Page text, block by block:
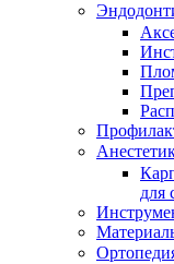
для